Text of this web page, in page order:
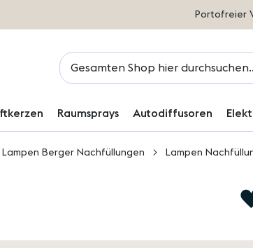
Portofreier
Suchen
Raumsprays Autodiffusoren
Lampen Berger Nachfüllungen Lampen